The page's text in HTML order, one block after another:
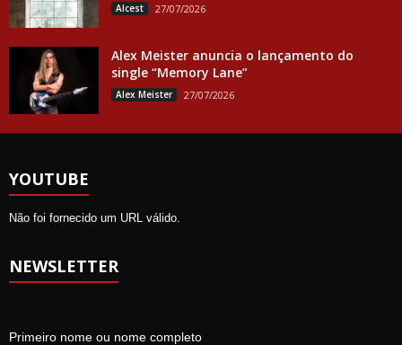
Alcest 27/07/2026
Alex Meister anuncia o lançamento do
single “Memory Lane”
Alex Meister 27/07/2026
YOUTUBE
Não foi fornecido um URL válido.
NEWSLETTER
Primeiro nome ou nome completo